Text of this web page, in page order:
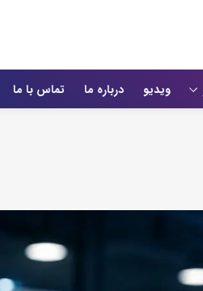
ویدیو درباره ما تماس با ما